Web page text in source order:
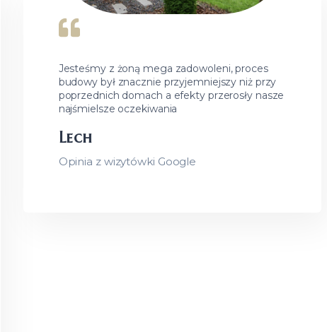
Jesteśmy z żoną mega zadowoleni, proces
budowy był znacznie przyjemniejszy niż przy
poprzednich domach a efekty przerosły nasze
najśmielsze oczekiwania
Lech
Opinia z wizytówki Google